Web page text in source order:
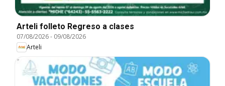
Arteli folleto Regreso a clases
07/08/2026- 09/08/2026
Arteli